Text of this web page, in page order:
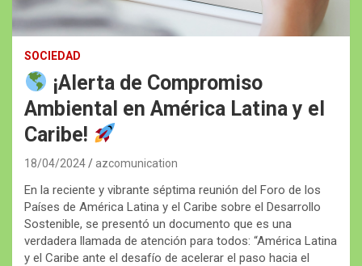
SOCIEDAD
¡Alerta de Compromiso
Ambiental en América Latina y el
Caribe!
18/04/2024 azcomunication
En la reciente y vibrante séptima reunión del Foro de los
Países de América Latina y el Caribe sobre el Desarrollo
Sostenible, se presentó un documento que es una
verdadera llamada de atención para todos: “América Latina
y el Caribe ante el desafío de acelerar el paso hacia el